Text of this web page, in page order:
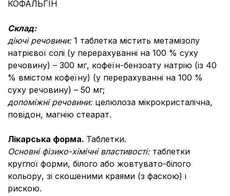
КОФАЛЬГІН
Склад:
діючі речовини: 1 таблетка містить метамізолу
натрієвої солі (у перерахуванні на 100 % суху
речовину) – 300 мг, кофеїн-бензоату натрію (із 40
% вмістом кофеїну) (у перерахуванні на 100 %
суху речовину) – 50 мг;
допоміжні речовини: целюлоза мікрокристалічна,
повідон, магнію стеарат.
Лікарська форма. Таблетки.
Основні фізико-хімічні властивості: таблетки
круглої форми, білого або жовтувато-білого
кольору, зі скошеними краями (з фаскою) і
рискою.